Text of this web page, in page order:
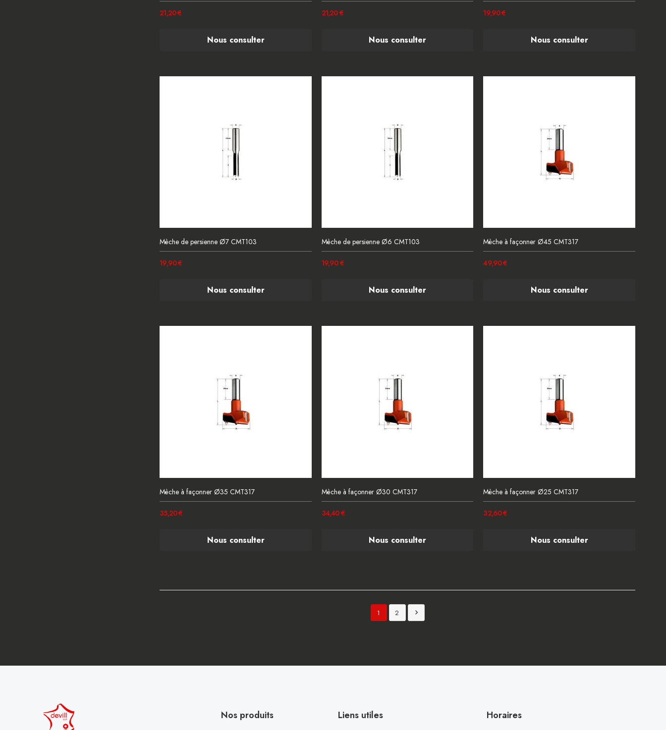
21,20 €
Nous consulter
21,20 €
Nous consulter
19,90 €
Nous consulter
Mèche de persienne Ø7 CMT103
19,90 €
Nous consulter
Mèche de persienne Ø6 CMT103
19,90 €
Nous consulter
Mèche à façonner Ø45 CMT317
49,90 €
Nous consulter
Mèche à façonner Ø35 CMT317
35,20 €
Nous consulter
Mèche à façonner Ø30 CMT317
34,40 €
Nous consulter
Mèche à façonner Ø25 CMT317
32,60 €
Nous consulter
1 2 
Nos produits Liens utiles Horaires